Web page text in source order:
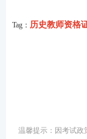
Tag： 历史教师资格
温馨提示：因考试政